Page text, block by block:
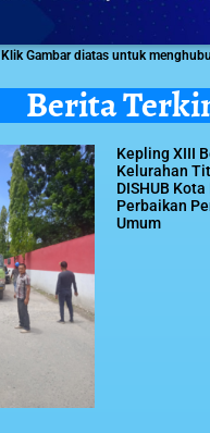
Klik Gambar diatas untuk
Berita
Kepling XIII
Kelurahan
DISHUB
Perbaikan
Umum